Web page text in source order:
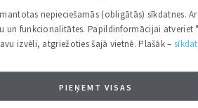
ir noderīgs jurista darba
ir visapjomīgākā juridisko
mūsu internetveikalā (kamēr
nepieciešamās (obligātās) sīkdatnes.
un funkcionalitātes. Papildinformācijai atveriet
izvēli, atgriežoties šajā vietnē. Plašāk –
PIEŅEMT VISAS